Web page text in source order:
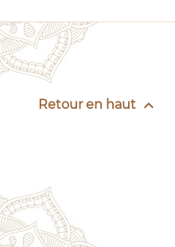
Retour en haut 